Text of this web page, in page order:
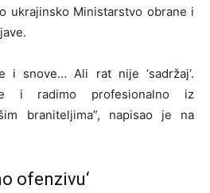
ukrajinsko Ministarstvo obrane i
i snove… Ali rat nije ‘sadržaj‘.
i radimo profesionalno iz
braniteljima”, napisao je na
ofenzivu‘